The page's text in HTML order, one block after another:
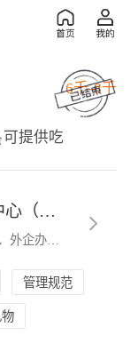
6千-8千
可提供吃
棕榈泉国际企业管理中心（深圳）有限公司
企办事处
管理规范